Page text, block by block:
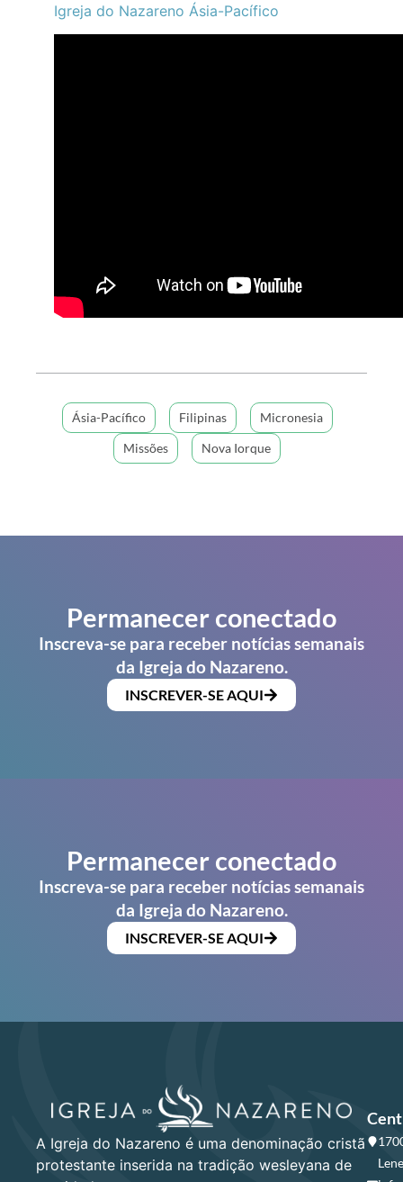
Igreja do Nazareno Ásia-Pacífico
Ásia-Pacífico Filipinas
Micronesia
Missões
Nova Iorque
Permanecer conectado
Inscreva-se para receber notícias semanais
da Igreja do Nazareno.
INSCREVER-SE AQUI
Permanecer conectado
Inscreva-se para receber notícias semanais
da Igreja do Nazareno.
INSCREVER-SE AQUI
A Igreja do Nazareno é uma denominação cristã
protestante inserida na tradição wesleyana de